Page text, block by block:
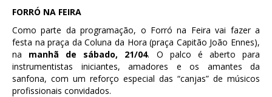
FORRÓ NA FEIRA
Como parte da programação, o Forró na Feira vai fazer a
festa na praça da Coluna da Hora (praça Capitão João Ennes),
na manhã de sábado, 21/04. O palco é aberto para
instrumentistas iniciantes, amadores e os amantes da
sanfona, com um reforço especial das “canjas” de músicos
profissionais convidados.